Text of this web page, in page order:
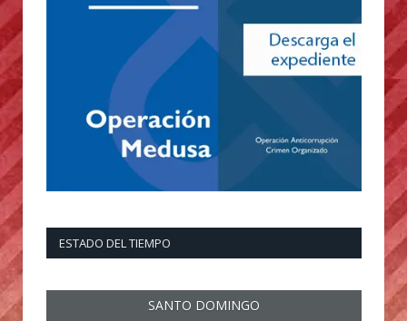
ESTADO DEL TIEMPO
SANTO DOMINGO